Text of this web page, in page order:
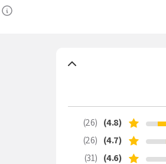
(4.8)
(26)
(4.7)
(26)
(4.6)
(31)